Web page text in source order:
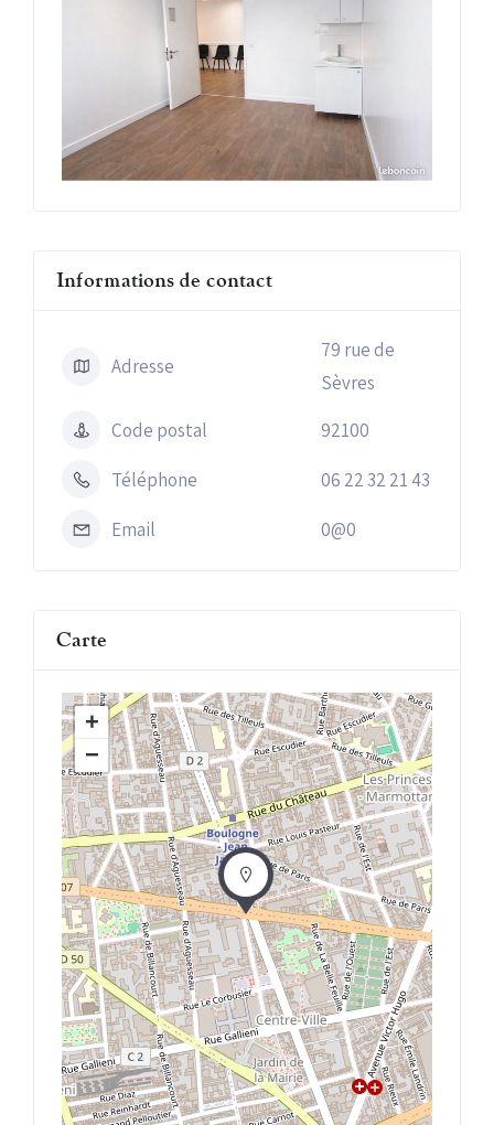
Informations de contact
Adresse
79 rue de
Sèvres
Code postal
92100
Téléphone 06 22 32 21 43
Email 0@0
Carte
+
−